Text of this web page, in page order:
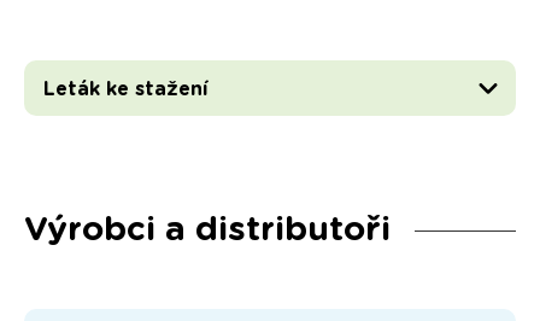
Leták ke stažení
Výrobci a distributoři